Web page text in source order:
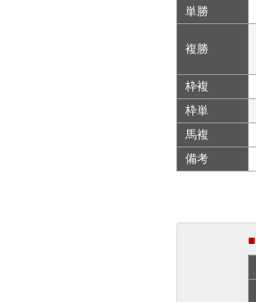
単勝
複勝
枠複
枠単
馬複
備考
■